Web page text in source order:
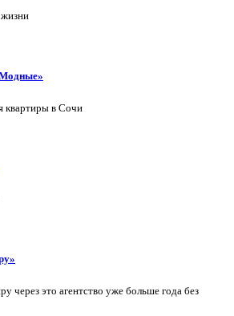
квартиры в Сочи
через это агентство уже больше года без